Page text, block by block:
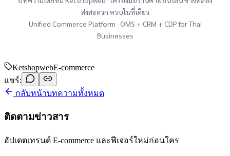
ส่งสะดวก ครบในที่เดียว
Unified Commerce Platform · OMS + CRM + CDP for Thai
Businesses
KetshopwebE-commerce
แชร์:
กลับหน้าบทความทั้งหมด
ติดตามข่าวสาร
อัปเดตเทรนด์ E-commerce และฟีเจอร์ใหม่ก่อนใคร